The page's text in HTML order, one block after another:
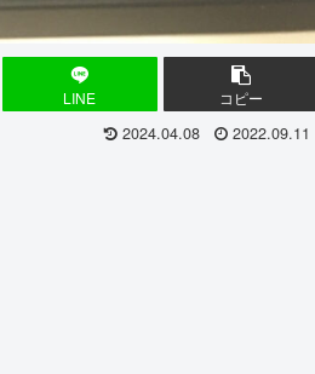
LINE コピー
2024.04.08 2022.09.11